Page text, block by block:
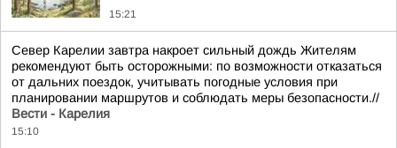
15:21
Север Карелии завтра накроет сильный дождь Жителям
рекомендуют быть осторожными: по возможности отказаться
от дальних поездок, учитывать погодные условия при
планировании маршрутов и соблюдать меры безопасности.//
Вести - Карелия
15:10